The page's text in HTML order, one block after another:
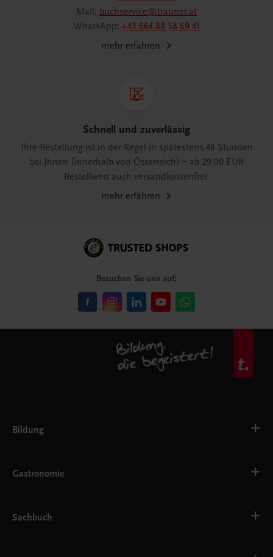
Mail: buchservice@trauner.at
WhatsApp: +43 664 88 58 69 41
mehr erfahren
Schnell und zuverlässig
Ihre Bestellung ist in der Regel in spätestens 48 Stunden
bei Ihnen (innerhalb von Österreich) – ab 29,00 EUR
Bestellwert auch versandkostenfrei.
mehr erfahren
Besuchen Sie uns auf:
Bildung
AHS
EWF/ZWF
FW
Gastronomie
Getränke
Sachbuch